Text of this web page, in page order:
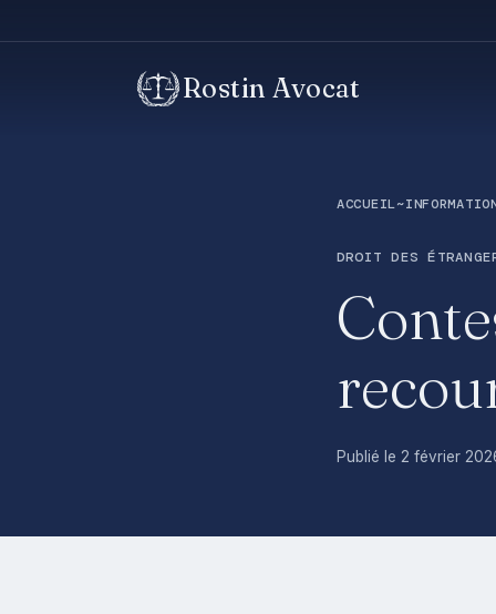
Rostin Avocat
ACCUEIL~
DROIT DES
Publié le 2 février